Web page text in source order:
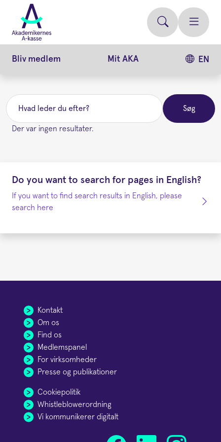
videre
hovedindhold
Bliv medlem Mit AKA EN
Søg Søg
Der var ingen resultater.
Do you want to search for pages in English?
If you want to find search results in English, please
search here
Kontakt
Om os
Find os
Medlemspanel
For virksomheder
Presse og publikationer
Cookiepolitik
Whistleblowerordning
Vi kommunikerer digitalt